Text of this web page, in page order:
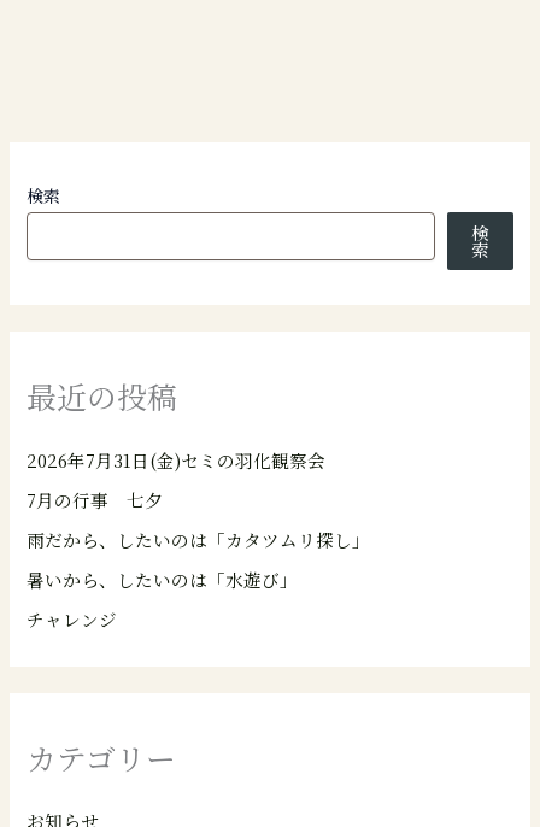
検索
検
索
最近の投稿
2026年7月31日(金)セミの羽化観察会
7月の行事 七夕
雨だから、したいのは「カタツムリ探し」
暑いから、したいのは「水遊び」
チャレンジ
カテゴリー
お知らせ